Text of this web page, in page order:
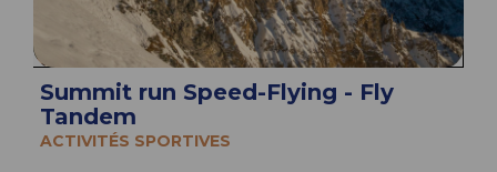
Summit run Speed-Flying - Fly
Tandem
ACTIVITÉS SPORTIVES